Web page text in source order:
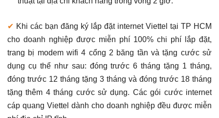
✔ Khi các bạn đăng ký lắp đặt internet Viettel tại TP HCM
cho doanh nghiệp được miễn phí 100% chi phí lắp đặt,
trang bị modem wifi 4 cổng 2 băng tần và tặng cước sử
dụng cụ thể như sau: đóng trước 6 tháng tặng 1 tháng,
đóng trước 12 tháng tặng 3 tháng và đóng trước 18 tháng
tặng thêm 4 tháng cước sử dụng. Các gói cước internet
cáp quang Viettel dành cho doanh nghiệp đều được miễn